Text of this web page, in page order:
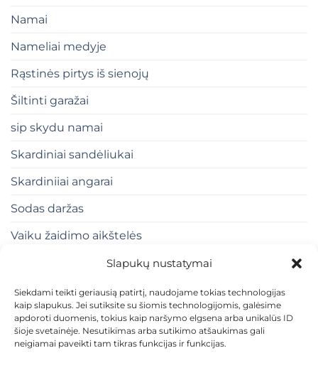
Slapukų nustatymai
Siekdami teikti geriausią patirtį, naudojame tokias technologijas
kaip slapukus. Jei sutiksite su šiomis technologijomis, galėsime
apdoroti duomenis, tokius kaip naršymo elgsena arba unikalūs ID
šioje svetainėje. Nesutikimas arba sutikimo atšaukimas gali
neigiamai paveikti tam tikras funkcijas ir funkcijas.
Namai
Nameliai medyje
Rąstinės pirtys iš sienojų
Šiltinti garažai
sip skydu namai
Skardiniai sandėliukai
Skardiniiai angarai
Sodas daržas
Vaiku žaidimo aikštelės